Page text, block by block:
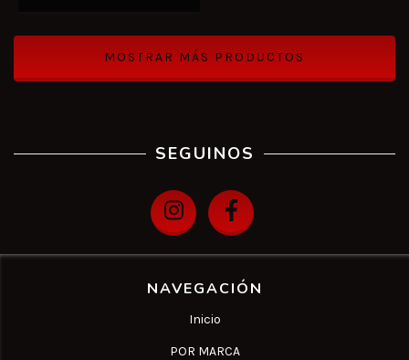
MOSTRAR MÁS PRODUCTOS
SEGUINOS
NAVEGACIÓN
Inicio
POR MARCA